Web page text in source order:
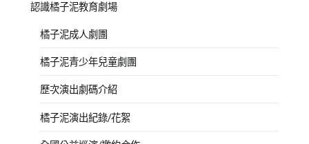
認識橘子泥教育劇場
橘子泥成人劇團
橘子泥青少年兒童劇團
歷次演出劇碼介紹
橘子泥演出紀錄/花絮